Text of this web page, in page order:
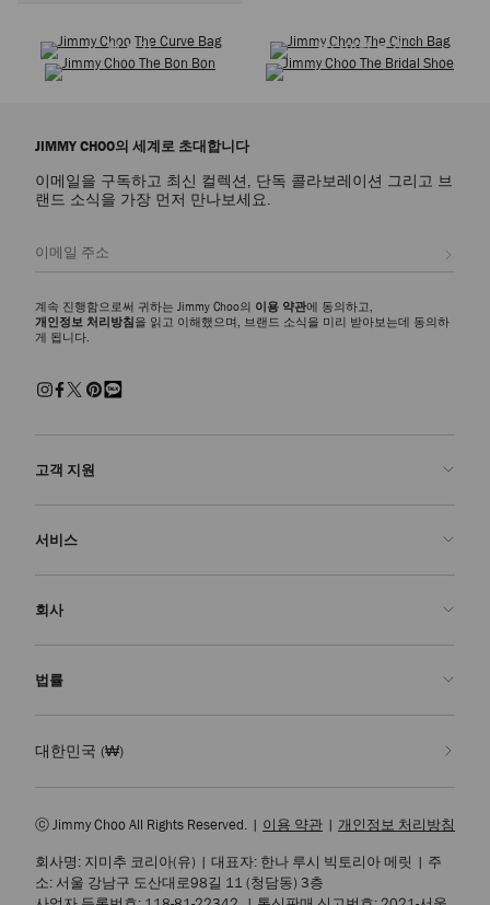
백 보기
브라이덜 보기
JIMMY CHOO의 세계로 초대합니다
이메일을 구독하고 최신 컬렉션, 단독 콜라보레이션 그리고 브
랜드 소식을 가장 먼저 만나보세요.
계속 진행함으로써 귀하는 Jimmy Choo의 이용 약관에 동의하고,
개인정보 처리방침을 읽고 이해했으며, 브랜드 소식을 미리 받아보는데 동의하
게 됩니다.
고객 지원
FAQ
반품 신청
배송
서비스
주문 제작
품질 보증
회사
우리의 역사
우리의 영향력과 책임
장인정신의 연금술
채용
법률
이용 약관
개인정보 열람 요청서
기업 정책
대한민국 (₩)
ⓒ Jimmy Choo All Rights Reserved. | 이용 약관 | 개인정보 처리방침
회사명: 지미추 코리아(유) | 대표자: 한나 루시 빅토리아 메릿 | 주
소: 서울 강남구 도산대로98길 11 (청담동) 3층